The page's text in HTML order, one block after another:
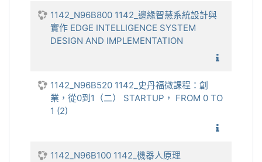
1142_N96B800 1142_邊緣智慧系統設計與
實作 EDGE INTELLIGENCE SYSTEM
DESIGN AND IMPLEMENTATION
1142_N96B520 1142_史丹福微課程：創
業，從0到1（二） STARTUP， FROM 0 TO
1 (2)
1142_N96B100 1142_機器人原理